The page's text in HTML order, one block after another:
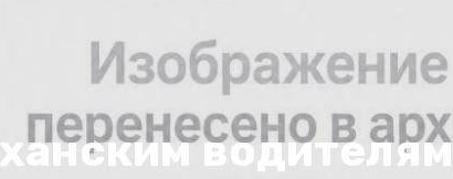
водителям